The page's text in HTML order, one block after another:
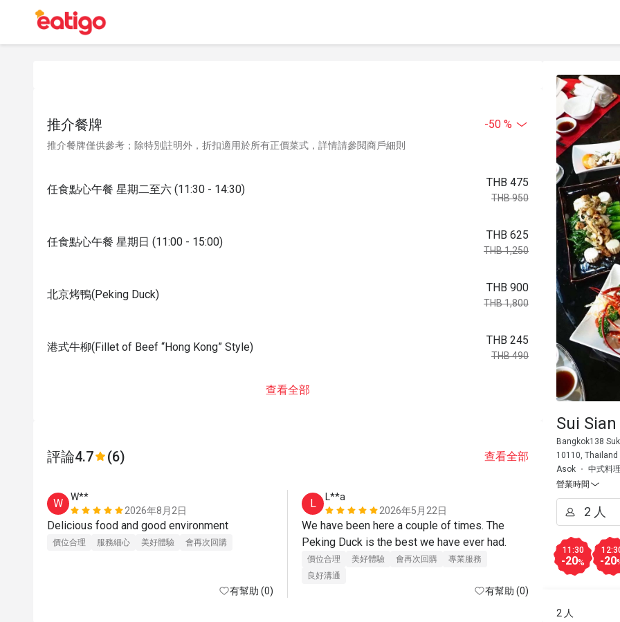
推介餐牌 -50 %
推介餐牌僅供參考；除特別註明外，折扣適用於所有正價菜式，詳情請參閱商戶細則
任食點心午餐 星期二至六 (11:30 - 14:30)
THB 475
THB 950
任食點心午餐 星期日 (11:00 - 15:00)
THB 625
THB 1,250
北京烤鴨(Peking Duck)
THB 900
THB 1,800
港式牛柳(Fillet of Beef “Hong Kong” Style)
THB 245
THB 490
查看全部
評論4.7 (6) 查看全部
W
W**
2026年8月2日
Delicious food and good environment
價位合理 服務細心 美好體驗 會再次回購
有幫助 (0)
L
L**a
2026年5月22日
We have been here a couple of times. The
Peking Duck is the best we have ever had.
價位合理 美好體驗 會再次回購
專業服務
良好溝通
有幫助 (0)
W
w***7
美好體驗
Sui
Bangkok138
10110, Thailand
Asok
中式料理
營業時間
11:30
-20% -20
2 人